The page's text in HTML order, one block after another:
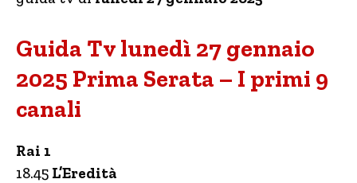
Guida Tv lunedì 27 gennaio
2025 Prima Serata – I primi 9
canali
Rai 1
18.45 L’Eredità